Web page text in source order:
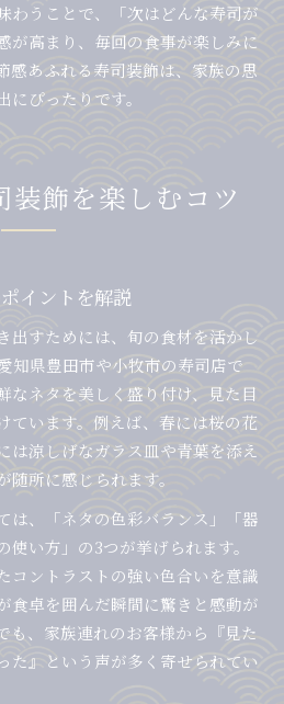
わうことで、「次はどんな寿司が
が高まり、毎回の食事が楽しみに
感あふれる寿司装飾は、家族の思
ぴったりです。
装飾を楽しむコツ
イントを解説
出すためには、旬の食材を活かし
知県豊田市や小牧市の寿司店で
なネタを美しく盛り付け、見た目
ています。例えば、春には桜の花
は涼しげなガラス皿や青葉を添え
所に感じられます。
は、「ネタの色彩バランス」「器
い方」の3つが挙げられます。
コントラストの強い色合いを意識
食卓を囲んだ瞬間に驚きと感動が
も、家族連れのお客様から『見た
た』という声が多く寄せられてい